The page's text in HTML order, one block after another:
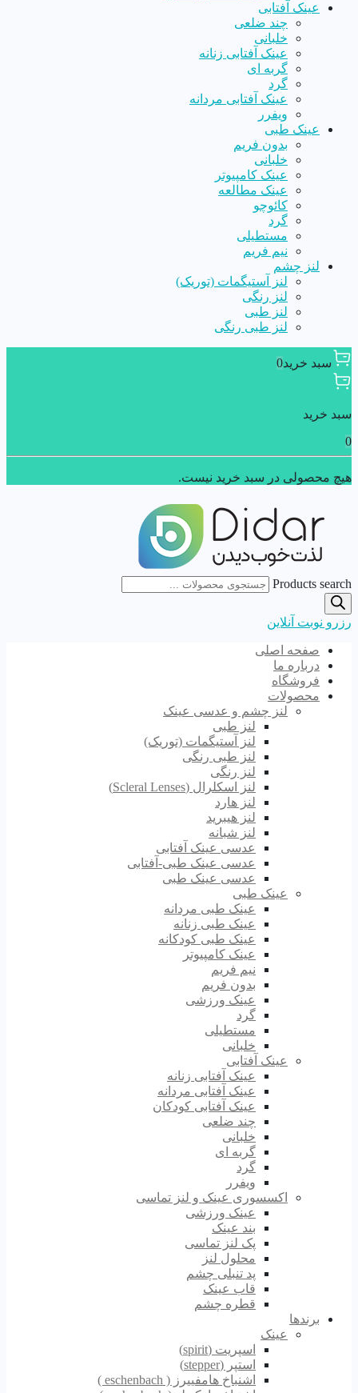
عینک آفتابی
چند ضلعی
خلبانی
عینک آفتابی زنانه
گربه ای
گرد
عینک آفتابی مردانه
ویفرر
عینک طبی
بدون فریم
خلبانی
عینک کامپیوتر
عینک مطالعه
کائوچو
گرد
مستطیلی
نیم فریم
لنز چشم
لنز آستیگمات (توریک)
لنز رنگی
لنز طبی
لنز طبی رنگی
سبد خرید0
سبد خرید
0
هیچ محصولی در سبد خرید نیست.
Products search
رزرو نوبت آنلاین
صفحه اصلی
درباره ما
فروشگاه
محصولات
لنز چشم و عدسی عینک
لنز طبی
لنز آستیگمات (توریک)
لنز طبی رنگی
لنز رنگی
لنز اسکلرال (Scleral Lenses)
لنز هارد
لنز هیبرید
لنز شبانه
عدسی عینک آفتابی
عدسی عینک طبی-آفتابی
عدسی عینک طبی
عینک طبی
عینک طبی مردانه
عینک طبی زنانه
عینک طبی کودکانه
عینک کامپیوتر
نیم فریم
بدون فریم
عینک ورزشی
گرد
مستطیلی
خلبانی
عینک آفتابی
عینک آفتابی زنانه
عینک آفتابی مردانه
عینک آفتابی کودکان
چند ضلعی
خلبانی
گربه ای
گرد
ویفرر
اکسسوری عینک و لنز تماسی
عینک ورزشی
بند عینک
پک لنز تماسی
محلول لنز
پد تنبلی چشم
قاب عینک
قطره چشم
برندها
عینک
اسپریت (spirit)
استپر (stepper)
اشنباخ هامفییرز ( eschenbach )